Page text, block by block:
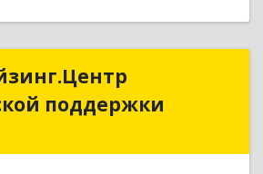
поддержкиподдержки